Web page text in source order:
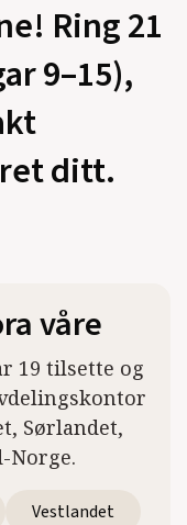
Ring 21
9–15),
ditt.
våre
19 tilsette og
Sørlandet,
Norge.
Vestlandet